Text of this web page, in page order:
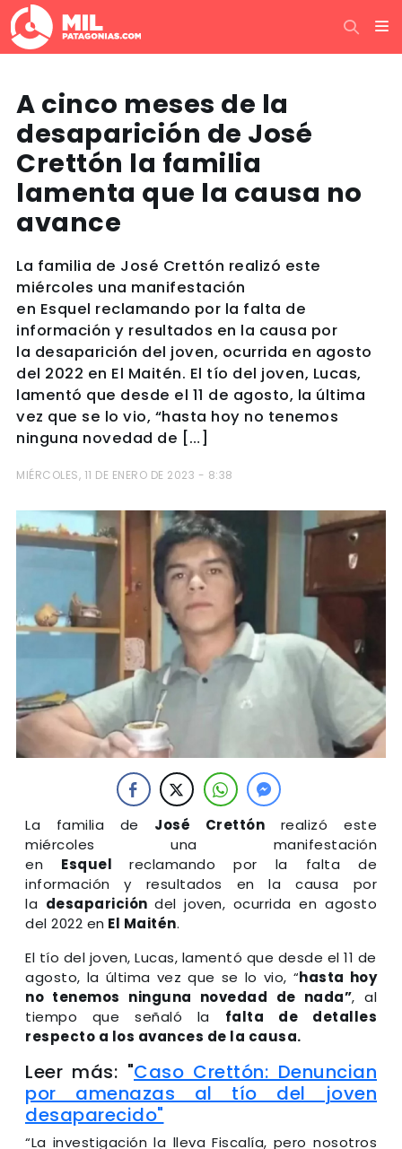
A cinco meses de la
desaparición de José
Crettón la familia
lamenta que la causa no
avance
La familia de José Crettón realizó este
miércoles una manifestación
en Esquel reclamando por la falta de
información y resultados en la causa por
la desaparición del joven, ocurrida en agosto
del 2022 en El Maitén. El tío del joven, Lucas,
lamentó que desde el 11 de agosto, la última
vez que se lo vio, “hasta hoy no tenemos
ninguna novedad de […]
MIÉRCOLES, 11 DE ENERO DE 2023 - 8:38
La familia de José Crettón realizó este
miércoles una manifestación
en Esquel reclamando por la falta de
información y resultados en la causa por
la desaparicióndel joven, ocurrida en agosto
del 2022 en El Maitén.
El tío del joven, Lucas, lamentó que desde el 11 de
agosto, la última vez que se lo vio, “hasta hoy
no tenemos ninguna novedad de nada”, al
tiempo que señaló la falta de detalles
respecto a los avances de la causa.
Leer más: "Caso Crettón: Denuncian
por amenazas al tío del joven
desaparecido"
“La investigación la lleva Fiscalía, pero nosotros